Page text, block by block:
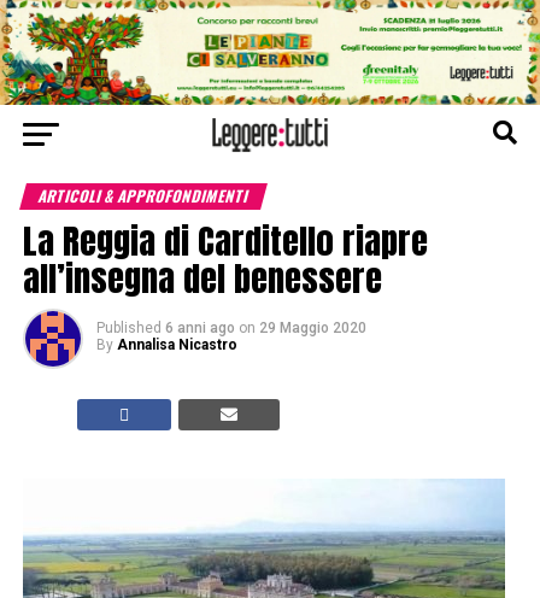
ARTICOLI & APPROFONDIMENTI
La Reggia di Carditello riapre
all’insegna del benessere
Published 6 anni ago on 29 Maggio 2020
By Annalisa Nicastro